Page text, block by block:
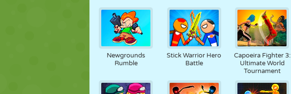
Newgrounds
Rumble
Stick Warrior Hero
Battle
Capoeira Fighter 3:
Ultimate World
Tournament